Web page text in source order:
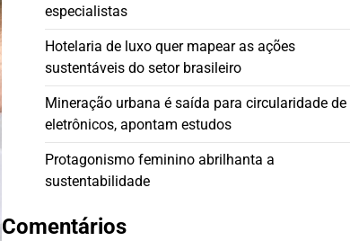
especialistas
Hotelaria de luxo quer mapear as ações
sustentáveis do setor brasileiro
Mineração urbana é saída para circularidade de
eletrônicos, apontam estudos
Protagonismo feminino abrilhanta a
sustentabilidade
Comentários